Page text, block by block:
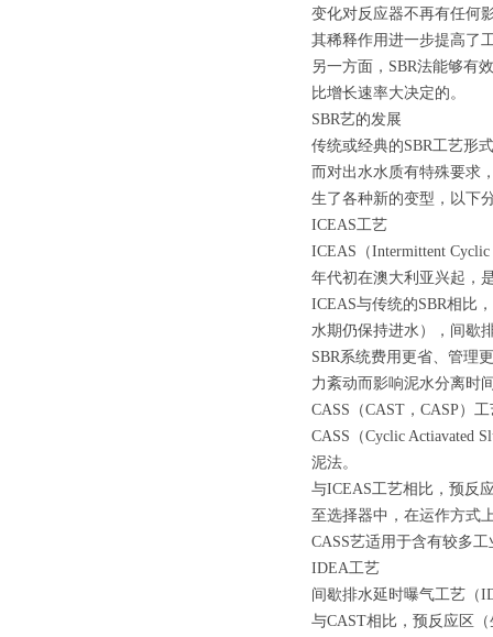
变化对反应器不再有任何
其稀释作用进一步提高了
另一方面，SBR法能够有
比增长速率大决定的。
SBR艺的发展
传统或经典的SBR工艺形
而对出水水质有特殊要求
生了各种新的变型，以下
ICEAS工艺
ICEAS（Intermittent
年代初在澳大利亚兴起，
ICEAS与传统的SBR相比
水期仍保持进水），间歇
SBR系统费用更省、管理
力紊动而影响泥水分离时
CASS（CAST，CASP）工
CASS（Cyclic Actiavated
泥法。
与ICEAS工艺相比，预反
至选择器中，在运作方式
CASS艺适用于含有较多
IDEA工艺
间歇排水延时曝气工艺（
与CAST相比，预反应区